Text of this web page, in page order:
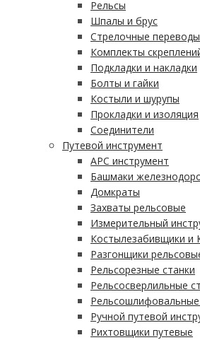
Рельсы
Шпалы и брус
Стрелочные переводы
Комплекты
Подкладки и накладки
Болты и гайки
Костыли и шурупы
Прокладки и изоляция
Соединители
Путевой инструмент
АРС инструмент
Башмаки
Домкраты
Захваты рельсовые
Измерительный
Костылезабивщики и
Разгонщики
Рельсорезные станки
Рельсосверлильные
Рельсошлифовальные
Ручной путевой
Рихтовщики путевые